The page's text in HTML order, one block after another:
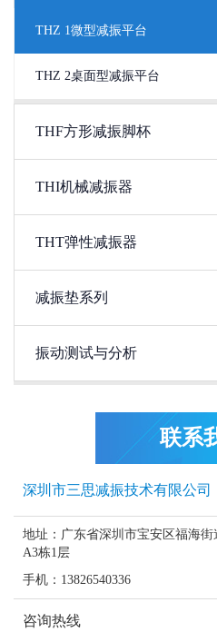
THZ 1微型减振平台
THZ 2桌面型减振平台
THF方形减振脚杯
THI机械减振器
THT弹性减振器
减振垫系列
振动测试与分析
联系
深圳市三思减振技术有限公司
地址：广东省深圳市宝安区福海
A3栋1层
手机：13826540336
咨询热线